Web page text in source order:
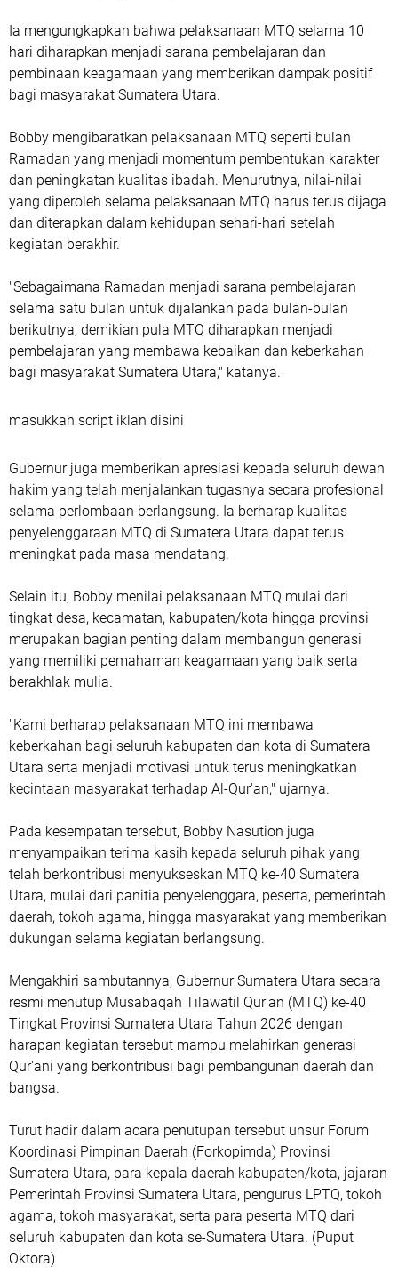
Ia mengungkapkan bahwa pelaksanaan MTQ selama 10
hari diharapkan menjadi sarana pembelajaran dan
pembinaan keagamaan yang memberikan dampak positif
bagi masyarakat Sumatera Utara.
Bobby mengibaratkan pelaksanaan MTQ seperti bulan
Ramadan yang menjadi momentum pembentukan karakter
dan peningkatan kualitas ibadah. Menurutnya, nilai-nilai
yang diperoleh selama pelaksanaan MTQ harus terus dijaga
dan diterapkan dalam kehidupan sehari-hari setelah
kegiatan berakhir.
"Sebagaimana Ramadan menjadi sarana pembelajaran
selama satu bulan untuk dijalankan pada bulan-bulan
berikutnya, demikian pula MTQ diharapkan menjadi
pembelajaran yang membawa kebaikan dan keberkahan
bagi masyarakat Sumatera Utara," katanya.
masukkan script iklan disini
Gubernur juga memberikan apresiasi kepada seluruh dewan
hakim yang telah menjalankan tugasnya secara profesional
selama perlombaan berlangsung. Ia berharap kualitas
penyelenggaraan MTQ di Sumatera Utara dapat terus
meningkat pada masa mendatang.
Selain itu, Bobby menilai pelaksanaan MTQ mulai dari
tingkat desa, kecamatan, kabupaten/kota hingga provinsi
merupakan bagian penting dalam membangun generasi
yang memiliki pemahaman keagamaan yang baik serta
berakhlak mulia.
"Kami berharap pelaksanaan MTQ ini membawa
keberkahan bagi seluruh kabupaten dan kota di Sumatera
Utara serta menjadi motivasi untuk terus meningkatkan
kecintaan masyarakat terhadap Al-Qur'an," ujarnya.
Pada kesempatan tersebut, Bobby Nasution juga
menyampaikan terima kasih kepada seluruh pihak yang
telah berkontribusi menyukseskan MTQ ke-40 Sumatera
Utara, mulai dari panitia penyelenggara, peserta, pemerintah
daerah, tokoh agama, hingga masyarakat yang memberikan
dukungan selama kegiatan berlangsung.
Mengakhiri sambutannya, Gubernur Sumatera Utara secara
resmi menutup Musabaqah Tilawatil Qur'an (MTQ) ke-40
Tingkat Provinsi Sumatera Utara Tahun 2026 dengan
harapan kegiatan tersebut mampu melahirkan generasi
Qur'ani yang berkontribusi bagi pembangunan daerah dan
bangsa.
Turut hadir dalam acara penutupan tersebut unsur Forum
Koordinasi Pimpinan Daerah (Forkopimda) Provinsi
Sumatera Utara, para kepala daerah kabupaten/kota, jajaran
Pemerintah Provinsi Sumatera Utara, pengurus LPTQ, tokoh
agama, tokoh masyarakat, serta para peserta MTQ dari
seluruh kabupaten dan kota se-Sumatera Utara. (Puput
Oktora)